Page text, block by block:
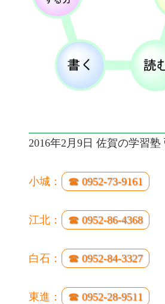
2016年2月9日 佐賀の学習塾
小城： ☎ 0952-73-9161
江北： ☎ 0952-86-4368
白石： ☎ 0952-84-3327
東進： ☎ 0952-28-9511